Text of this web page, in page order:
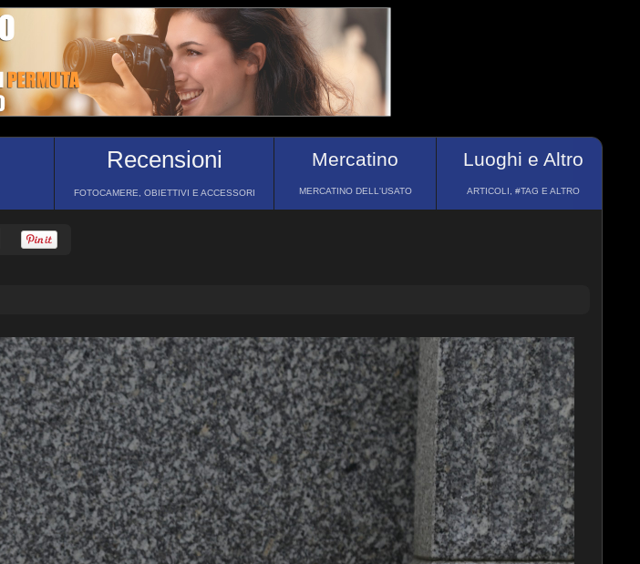
Recensioni
FOTOCAMERE, OBIETTIVI E ACCESSORI
Mercatino
MERCATINO DELL'USATO
Luoghi e Altro
ARTICOLI, #TAG E ALTRO